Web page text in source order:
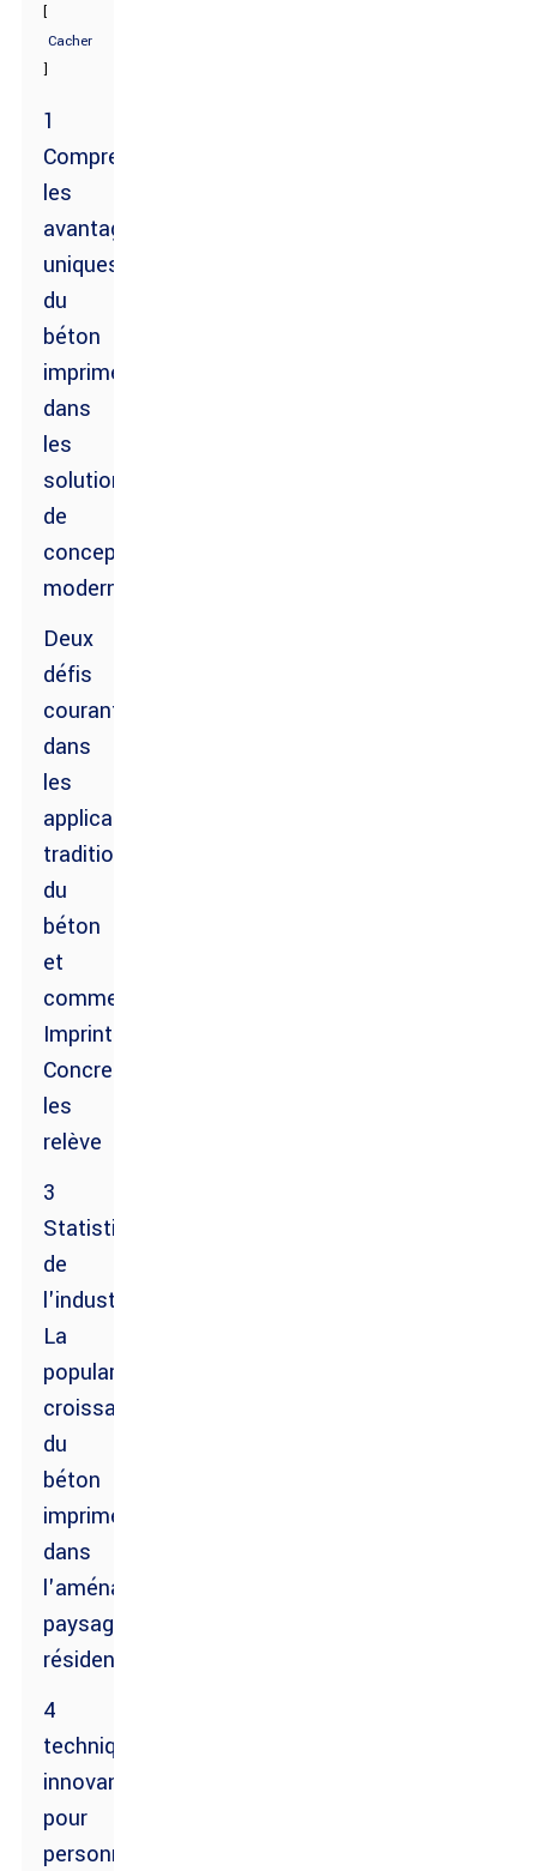
[
Cacher
]
1
Comprendre
les
avantages
uniques
du
béton
imprimé
dans
les
solutions
de
conception
modernes
Deux
défis
courants
dans
les
applications
traditionnelles
du
béton
et
comment
Imprint
Concrete
les
relève
3
Statistiques
de
l'industrie :
La
popularité
croissante
du
béton
imprimé
dans
l'aménagement
paysager
résidentiel
4
techniques
innovantes
pour
personnaliser